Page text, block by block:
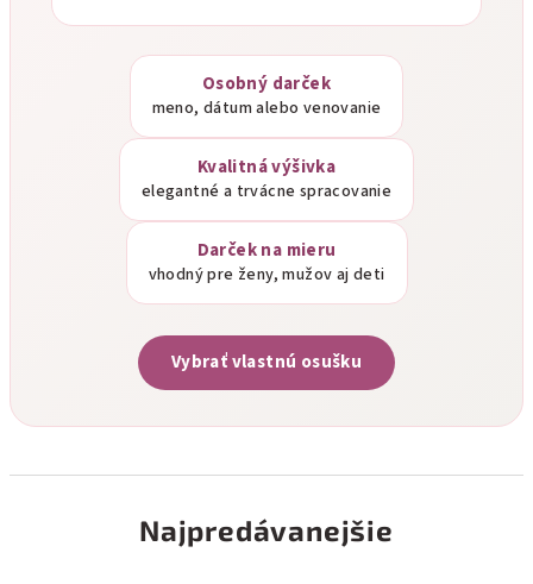
Osobný darček
meno, dátum alebo venovanie
Kvalitná výšivka
elegantné a trvácne spracovanie
Darček na mieru
vhodný pre ženy, mužov aj deti
Vybrať vlastnú osušku
Najpredávanejšie